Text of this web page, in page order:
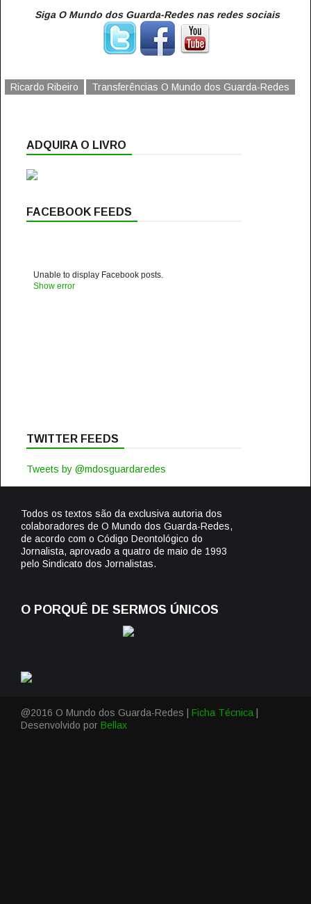
Siga O Mundo dos Guarda-Redes nas redes sociais
Ricardo Ribeiro Transferências O Mundo dos Guarda-Redes
ADQUIRA O LIVRO
FACEBOOK FEEDS
Unable to display Facebook posts.
Show error
TWITTER FEEDS
Tweets by @mdosguardaredes
Todos os textos são da exclusiva autoria dos
colaboradores de O Mundo dos Guarda-Redes,
de acordo com o Código Deontológico do
Jornalista, aprovado a quatro de maio de 1993
pelo Sindicato dos Jornalistas.
O PORQUÊ DE SERMOS ÚNICOS
@2016 O Mundo dos Guarda-Redes | Ficha Técnica
Desenvolvido por Bellax